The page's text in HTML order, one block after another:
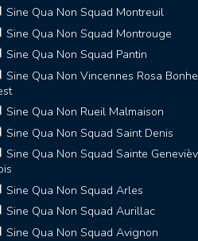
Sine Qua Non Squad Montreuil
Sine Qua Non Squad Montrouge
Sine Qua Non Squad Pantin
Sine Qua Non Vincennes Rosa
Sine Qua Non Rueil Malmaison
Sine Qua Non Squad Saint Denis
Sine Qua Non Squad Sainte
Sine Qua Non Squad Arles
Sine Qua Non Squad Aurillac
Sine Qua Non Squad Avignon